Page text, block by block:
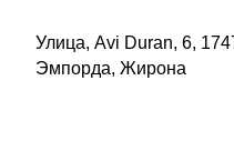
Улица, Avi Duran, 6,
Эмпорда, Жирона